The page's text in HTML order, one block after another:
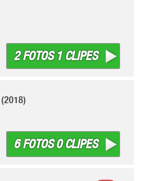
2 FOTOS 1 CLIPES
(2018)
6 FOTOS 0 CLIPES